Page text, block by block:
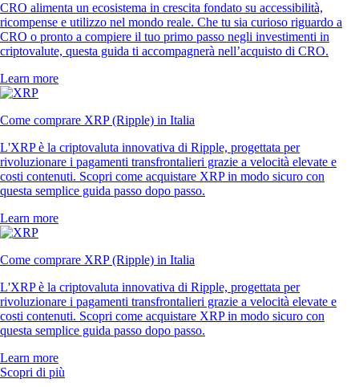
CRO alimenta un ecosistema in crescita fondato su accessibilità,
ricompense e utilizzo nel mondo reale. Che tu sia curioso riguardo a
CRO o pronto a compiere il tuo primo passo negli investimenti in
criptovalute, questa guida ti accompagnerà nell’acquisto di CRO.
Learn more
Come comprare XRP (Ripple) in Italia
L'XRP è la criptovaluta innovativa di Ripple, progettata per
rivoluzionare i pagamenti transfrontalieri grazie a velocità elevate e
costi contenuti. Scopri come acquistare XRP in modo sicuro con
questa semplice guida passo dopo passo.
Learn more
Come comprare XRP (Ripple) in Italia
L'XRP è la criptovaluta innovativa di Ripple, progettata per
rivoluzionare i pagamenti transfrontalieri grazie a velocità elevate e
costi contenuti. Scopri come acquistare XRP in modo sicuro con
questa semplice guida passo dopo passo.
Learn more
Scopri di più